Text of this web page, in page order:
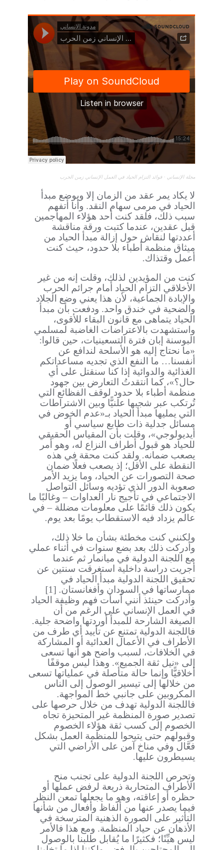
مجلة الإنساني · فوائد التزام الحياد في العمل الإنساني زمن الحرب
لا يكاد يمر عقد من الزمان إلا ويوضع مبدأ
الحياد في مرمى سهام النقد. وأنا أتفهم
سبب ذلك، فلقد كنت أحد هؤلاء المهاجمين
قبل عقدين، عندما كتبت ورقة مناقشة
أعددتها لنقاش حول إزالة مبدأ الحياد من
ميثاق منظمة أطباء بلا حدود، حيث كنت
أعمل وقتذاك.
كنت من المؤيدين لذلك، وقلت إنه من غير
الأخلاقي التزام الحياد أمام جرائم الحرب
والإبادة الجماعية، لأن هذا يعني وضع الجلاد
والضحية في خندق واحد. ودفعت بأن مبدأ
الحياد يتماهى مع قانون البقاء للأقوى،
واستشهدت بالاعتراضات الغاضبة لمسلمي
البوسنة إبان فترة التسعينيات، حين قالوا:
«ما نحتاج إليه هو الأسلحة لندافع عن
أنفسنا… ما النفع الذي تجديه مساعداتكم
الغذائية والدوائية إذا كنا سنقتل على أي
حال؟»، كما انتقدتُ التعارض بين جهود
منظمة أطباء بلا حدود لوقف الفظائع التي
تُرتكب عبر شجبها علنيًّا وبين الاشتراطات
التي يمليها مبدأ الحياد بـ«عدم الخوض في
مسائل جدلية ذات طابع سياسي أو
أيديولوجي»، وقلت بأن المقياس الحقيقي
للحياد هو قبول أطراف النزاع له، وهو أمر
يصعب ضمانه. ولقد كنت محقة في هذه
النقطة على الأقل؛ إذ يصعب فعلًا ضمان
صحة التصورات عن الحياد، وما يزيد الأمر
صعوبة الدور الذي تؤديه وسائل التواصل
الاجتماعي في تأجيج نار العداوات – وغالبًا ما
يكون ذلك قائمًا على معلومات مضللة – في
عالم يزداد فيه الاستقطاب يومًا بعد يوم.
ولكنني كنت مخطئة بشأن ما خلا ذلك،
وأدركت ذلك بعد بضع سنوات في أثناء عملي
مع اللجنة الدولية في ميانمار ثم عندما
أجريت دراسة داخلية استغرقت سنتين عن
تحقيق اللجنة الدولية مبدأ الحياد في
ممارساتها في السودان وأفغانستان. [1]
وأدركت حينئذ أنني أسأت فهم وظيفة الحياد
في العمل الإنساني على الرغم من أن
الصيغة الشارحة للمبدأ أوردتها واضحة جلية.
فاللجنة الدولية تمتنع عن تأييد أي طرف من
الأطراف في الأعمال العدائية أو المشاركة
في الخلافات، لسبب واضح هو أنها تسعى
إلى «نيل ثقة الجميع». وهذا ليس موقفًا
أخلاقيًّا وإنما حالة متأصلة في عملياتها تسعى
من خلالها إلى تيسير الوصول إلى الناس
المكروبين على جانبي خط المواجهة.
فاللجنة الدولية تهدف من خلال حرصها على
تصدير صورة المنظمة غير المتحيزة تجاه
الخصوم إلى كسب ثقة هؤلاء الخصوم
وقبولهم حتى يتيحوا للمنظمة العمل بشكل
فعَّال وفي مناخ آمن على الأراضي التي
يسيطرون عليها.
وتحرص اللجنة الدولية على تجنب منح
الأطراف المتحاربة ذريعة لرفض عملها أو
حظره أو إعاقته، وهو ما يجعلها تمعن النظر
فيما يصدر عنها من ألفاظ وأفعال من شأنها
التأثير على الصورة الذهنية المترسخة في
الأذهان عن حياد المنظمة. ومع هذا فالأمر
ليس هيِّنًا؛ فكثيرًا ما يُقابل طلبنا بالوصول